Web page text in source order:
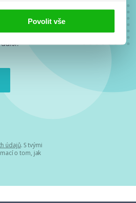
Povolit vše
co se
údajů. S tvými
o tom, jak